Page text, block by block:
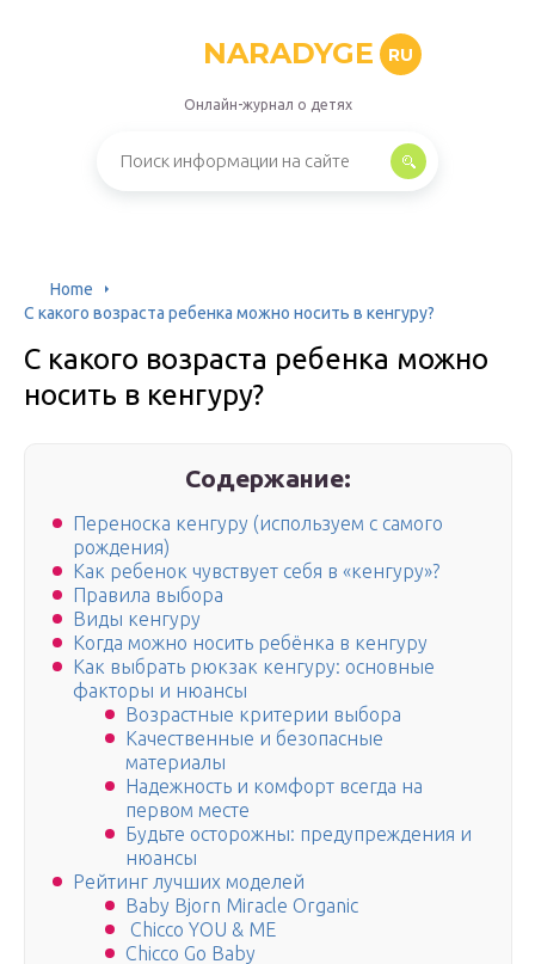
NARADYGE RU
Онлайн-журнал о детях
Home
С какого возраста ребенка можно носить в кенгуру?
С какого возраста ребенка можно
носить в кенгуру?
Содержание:
Переноска кенгуру (используем с самого
рождения)
Как ребенок чувствует себя в «кенгуру»?
Правила выбора
Виды кенгуру
Когда можно носить ребёнка в кенгуру
Как выбрать рюкзак кенгуру: основные
факторы и нюансы
Возрастные критерии выбора
Качественные и безопасные
материалы
Надежность и комфорт всегда на
первом месте
Будьте осторожны: предупреждения и
нюансы
Рейтинг лучших моделей
Baby Bjorn Miracle Organic
Chicco YOU & ME
Chicco Go Baby